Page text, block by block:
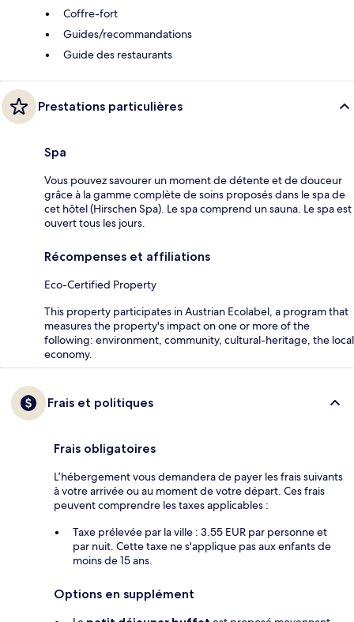
Coffre-fort
Guides/recommandations
Guide des restaurants
Prestations particulières
Spa
Vous pouvez savourer un moment de détente et de douceur
grâce à la gamme complète de soins proposés dans le spa de
cet hôtel (Hirschen Spa). Le spa comprend un sauna. Le spa est
ouvert tous les jours.
Récompenses et affiliations
Eco-Certified Property
This property participates in Austrian Ecolabel, a program that
measures the property's impact on one or more of the
following: environment, community, cultural-heritage, the local
economy.
Frais et politiques
Frais obligatoires
L’hébergement vous demandera de payer les frais suivants
à votre arrivée ou au moment de votre départ. Ces frais
peuvent comprendre les taxes applicables :
Taxe prélevée par la ville : 3.55 EUR par personne et
par nuit. Cette taxe ne s'applique pas aux enfants de
moins de 15 ans.
Options en supplément